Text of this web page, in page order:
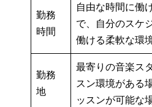
勤務
時間
自由な時間に働
で、自分のスケ
働ける柔軟な環
勤務
地
最寄りの音楽ス
スン環境がある
ッスンが可能な